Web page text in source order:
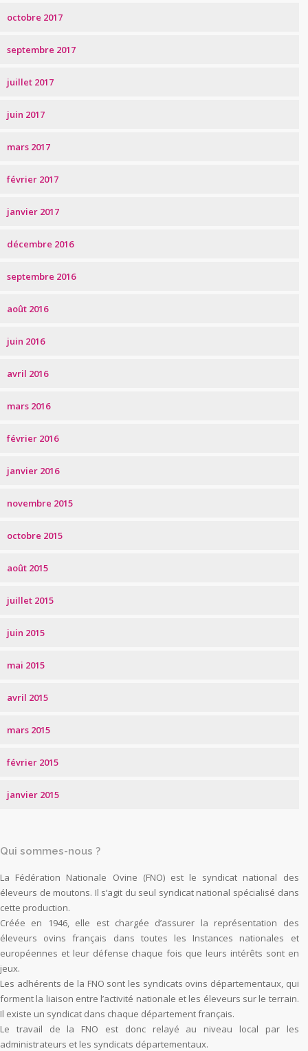
octobre 2017
septembre 2017
juillet 2017
juin 2017
mars 2017
février 2017
janvier 2017
décembre 2016
septembre 2016
août 2016
juin 2016
avril 2016
mars 2016
février 2016
janvier 2016
novembre 2015
octobre 2015
août 2015
juillet 2015
juin 2015
mai 2015
avril 2015
mars 2015
février 2015
janvier 2015
Qui sommes-nous ?
La Fédération Nationale Ovine (FNO) est le syndicat national des
éleveurs de moutons. Il s’agit du seul syndicat national spécialisé dans
cette production.
Créée en 1946, elle est chargée d’assurer la représentation des
éleveurs ovins français dans toutes les Instances nationales et
européennes et leur défense chaque fois que leurs intérêts sont en
jeux.
Les adhérents de la FNO sont les syndicats ovins départementaux, qui
forment la liaison entre l’activité nationale et les éleveurs sur le terrain.
Il existe un syndicat dans chaque département français.
Le travail de la FNO est donc relayé au niveau local par les
administrateurs et les syndicats départementaux.